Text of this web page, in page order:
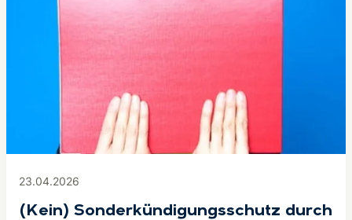
23.04.2026
(Kein) Son­der­kün­di­gungs­schutz durch